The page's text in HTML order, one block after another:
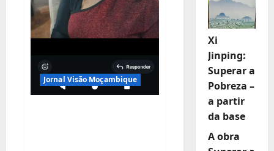
Jornal Visão Moçambique
Xi
Jinping:
Superar a
Pobreza –
a partir
da base
A obra